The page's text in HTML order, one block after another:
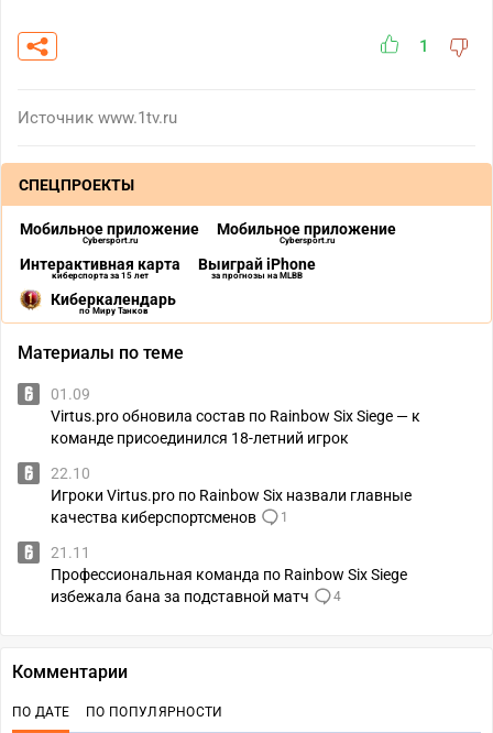
1
Источник www.1tv.ru
СПЕЦПРОЕКТЫ
Мобильное приложение
Cybersport.ru
Мобильное приложение
Cybersport.ru
Интерактивная карта
киберспорта за 15 лет
Выиграй iPhone
за прогнозы на MLBB
Киберкалендарь
по Миру Танков
Материалы по теме
01.09
Virtus.pro обновила состав по Rainbow Six Siege — к
команде присоединился 18-летний игрок
22.10
Игроки Virtus.pro по Rainbow Six назвали главные
качества киберспортсменов
1
21.11
Профессиональная команда по Rainbow Six Siege
избежала бана за подставной матч
4
Комментарии
ПО ДАТЕ ПО ПОПУЛЯРНОСТИ